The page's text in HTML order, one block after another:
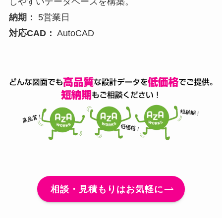
納期：
5営業日
対応CAD： AutoCAD
相談・見積もりはお気軽に